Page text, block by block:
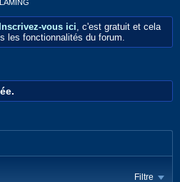
Inscrivez-vous ici, c'est gratuit et cela
les fonctionnalités du forum.
Filtre